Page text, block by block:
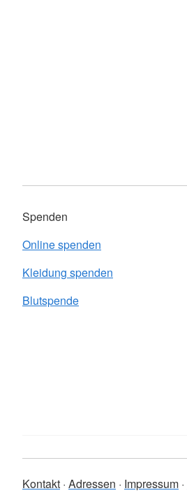
Spenden
Online spenden
Kleidung spenden
Blutspende
Kontakt Adressen Impressum